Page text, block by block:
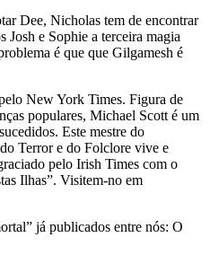
Dee, Nicholas tem de encontrar
Josh e Sophie a terceira magia
é que que Gilgamesh é
New York Times. Figura de
populares, Michael Scott é um
Este mestre do
Terror e do Folclore vive e
pelo Irish Times com o
Ilhas”. Visitem-no em
já publicados entre nós: O